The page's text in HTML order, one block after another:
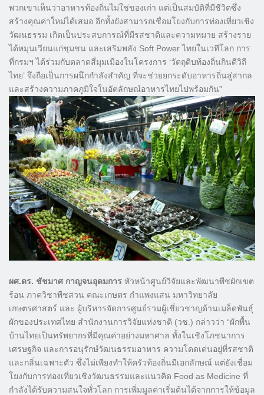
พวกเขาเห็นว่าอาหารท้องถิ่นไม่ใช่ของเก่า แต่เป็นสมบัติที่มีชีวิตซึ่ง
สร้างคุณค่าใหม่ได้เสมอ อีกทั้งยังสามารถเชื่อมโยงกับการท่องเที่ยวเชิง
วัฒนธรรม เกิดเป็นประสบการณ์ที่มีรสชาติและความหมาย สร้างราย
ได้หมุนเวียนแก่ชุมชน และเสริมพลัง Soft Power ไทยในเวทีโลก การ
ที่กรมฯ ได้ร่วมกับตลาดสี่มุมเมืองในโครงการ ‘วัตถุดิบท้องถิ่นกินดีวิถี
ไทย’ จึงถือเป็นการผนึกกำลังสำคัญ ที่จะช่วยยกระดับอาหารถิ่นสู่สากล
และสร้างความภาคภูมิใจในอัตลักษณ์อาหารไทยไปพร้อมกัน”
ผศ.ดร. ชัชมาศ กาญจนอุดมการ หัวหน้าศูนย์วิจัยและพัฒนาพืชผักเขต
ร้อน ภาควิชาพืชสวน คณะเกษตร กำแพงแสน มหาวิทยาลัย
เกษตรศาสตร์ และ ผู้บริหารจัดการศูนย์รวมผู้เชี่ยวชาญด้านเมล็ดพันธุ์
ผักของประเทศไทย สำนักงานการวิจัยแห่งชาติ (วช.) กล่าวว่า “ผักพื้น
บ้านไทยเป็นทรัพยากรที่มีคุณค่าอย่างมหาศาล ทั้งในเชิงโภชนาการ
เศรษฐกิจ และการอนุรักษ์วัฒนธรรมอาหาร ความโดดเด่นอยู่ที่รสชาติ
และกลิ่นเฉพาะตัว ซึ่งไม่เพียงทำให้ครัวท้องถิ่นมีเอกลักษณ์ แต่ยังเชื่อม
โยงกับการท่องเที่ยวเชิงวัฒนธรรมและแนวคิด Food as Medicine ที่
กำลังได้รับความสนใจทั่วโลก การเพิ่มมูลค่าเริ่มต้นได้จากการให้ข้อมูล